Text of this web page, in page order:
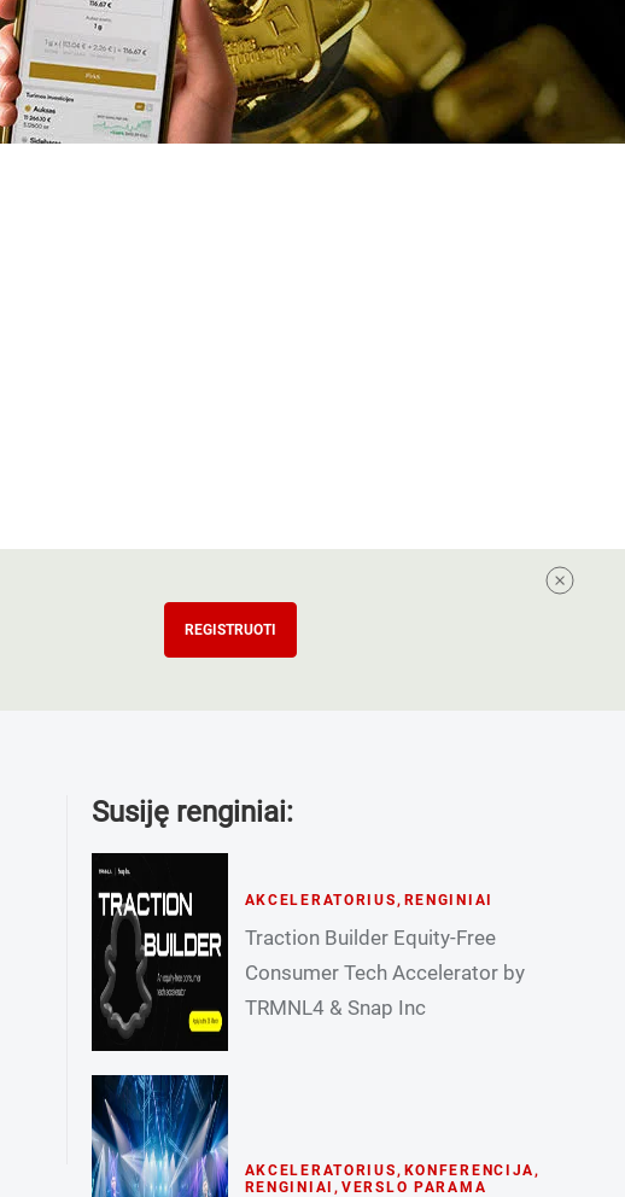
REGISTRUOTI
Susiję renginiai:
AKCELERATORIUS , RENGINIAI
Traction Builder Equity-Free
Consumer Tech Accelerator by
TRMNL4 & Snap Inc
AKCELERATORIUS , KONFERENCIJA ,
RENGINIAI , VERSLO PARAMA